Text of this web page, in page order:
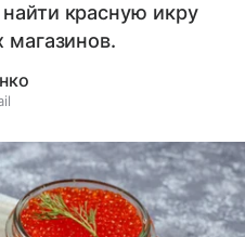
красную икру
магазинов.